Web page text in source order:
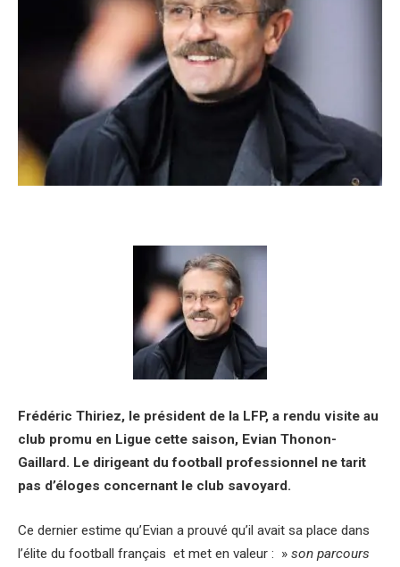
Frédéric Thiriez, le président de la LFP, a rendu visite au
club promu en Ligue cette saison, Evian Thonon-
Gaillard. Le dirigeant du football professionnel ne tarit
pas d’éloges concernant le club savoyard.
Ce dernier estime qu’Evian a prouvé qu’il avait sa place dans
l’élite du football français et met en valeur : » son parcours